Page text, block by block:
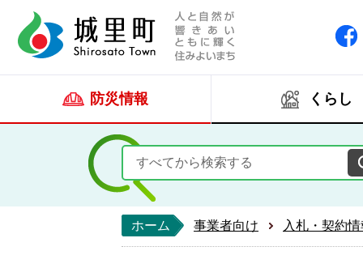
防災情報 くらし
ホーム 事業者向け 入札・契約